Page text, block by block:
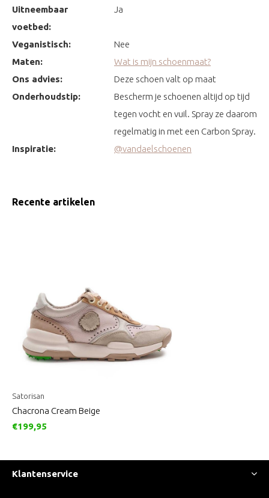
Uitneembaar
voetbed:
Ja
Veganistisch:
Nee
Maten:
Wat is mijn schoenmaat?
Ons advies:
Deze schoen valt op maat
Onderhoudstip:
Bescherm je schoenen altijd op tijd
tegen vocht en vuil. Spray ze daarom
regelmatig in met een Carbon Spray.
Inspiratie:
@vandaelschoenen
Recente artikelen
Satorisan
Chacrona Cream Beige
€199,95
Klantenservice